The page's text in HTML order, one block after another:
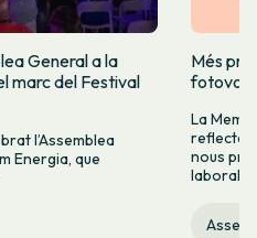
General a la
marc del Festival
l’Assemblea
Energia, que
Més
La
reflecteix
nous
laboral.